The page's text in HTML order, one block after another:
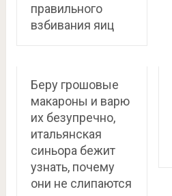
правильного
взбивания яиц
Беру грошовые
макароны и варю
их безупречно,
итальянская
синьора бежит
узнать, почему
они не слипаются